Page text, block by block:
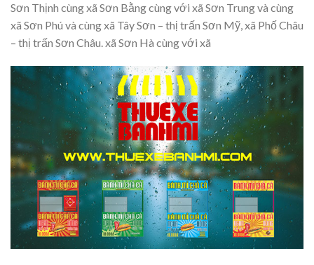
Sơn Thịnh cùng xã Sơn Bằng cùng với xã Sơn Trung và cùng
xã Sơn Phú và cùng xã Tây Sơn – thị trấn Sơn Mỹ, xã Phố Châu
– thị trấn Sơn Châu. xã Sơn Hà cùng với xã